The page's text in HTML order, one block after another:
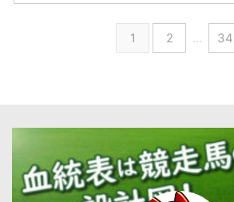
1 2 … 34